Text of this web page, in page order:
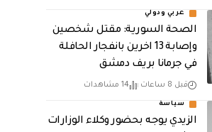
عربي ودولي
الصحة السورية: مقتل شخصين
وإصابة 13 اخرين بانفجار الحافلة
في جرمانا بريف دمشق
قبل 8 ساعات 14 مشاهدات
سياسة
الزيدي يوجه بحضور وكلاء الوزارات